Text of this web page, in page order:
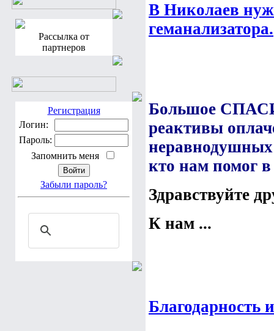
Рассылка от
партнеров
Регистрация
Логин:
Пароль:
Запомнить меня
Забыли пароль?
В Николаев
геманализатора.
Большое
реактивы
неравнодушных
кто нам помог
Здравствуйте
К нам ...
Благодарность